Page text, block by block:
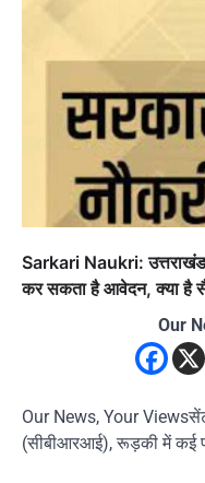
Sarkari Naukri: उत्तराखंड
कर सकता है आवेदन, क्या है
Our
Our News, Your
(सीबीआरआई), रूड़की में कई